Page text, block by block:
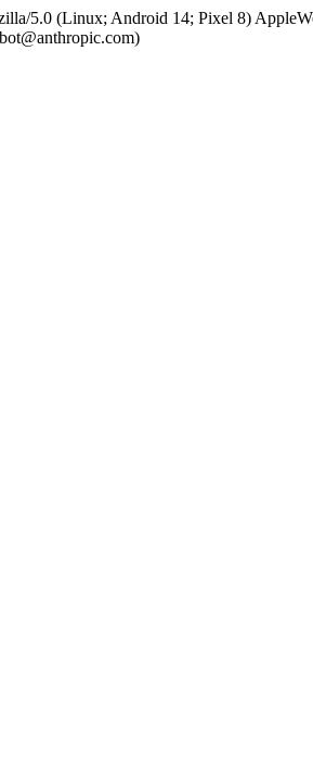
5.0 (Linux; Android 14; Pixel 8)